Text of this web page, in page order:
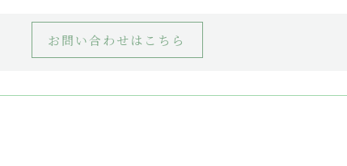
お問い合わせはこちら